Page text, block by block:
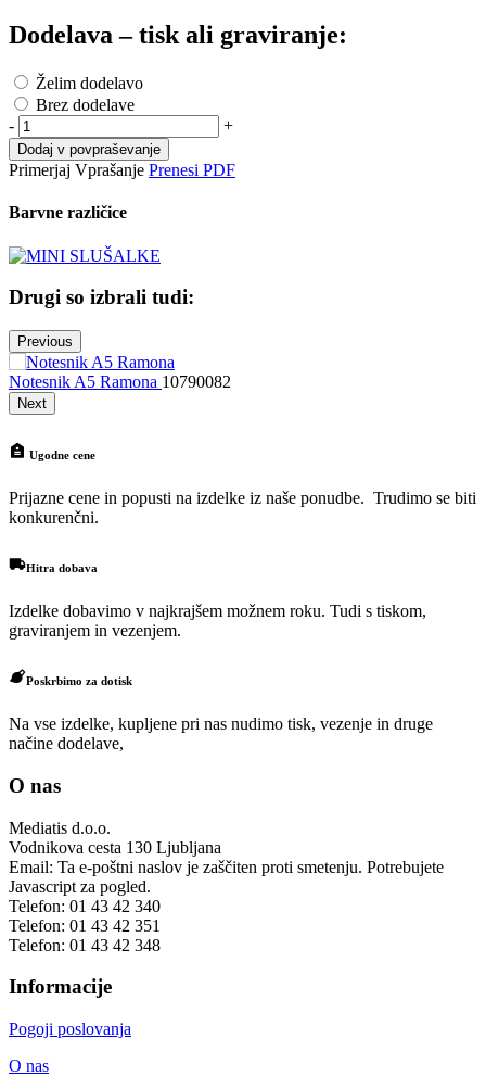
Dodelava – tisk ali graviranje:
Želim dodelavo
Brez dodelave
-
+
Dodaj v povpraševanje
Primerjaj Vprašanje Prenesi PDF
Barvne različice
Drugi so izbrali tudi:
Previous
Notesnik A5 Ramona 10790082
Next
Ugodne cene
Prijazne cene in popusti na izdelke iz naše ponudbe. Trudimo se biti
konkurenčni.
Hitra dobava
Izdelke dobavimo v najkrajšem možnem roku. Tudi s tiskom,
graviranjem in vezenjem.
Poskrbimo za dotisk
Na vse izdelke, kupljene pri nas nudimo tisk, vezenje in druge
načine dodelave,
O nas
Mediatis d.o.o.
Vodnikova cesta 130 Ljubljana
Email: Ta e-poštni naslov je zaščiten proti smetenju. Potrebujete
Javascript za pogled.
Telefon: 01 43 42 340
Telefon: 01 43 42 351
Telefon: 01 43 42 348
Informacije
Pogoji poslovanja
O nas